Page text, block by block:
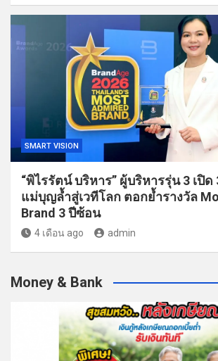
SMART VISION
“พิไรรัตน์ บริหาร” ผู้บริหารรุ่น 3 เปิ
แม่บุญล้ำสู่เวทีโลก ตอกย้ำรางวัล
Brand 3 ปีซ้อน
4 เดือน ago admin
Money & Bank